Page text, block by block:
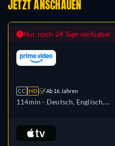
JETZT ANSCHAUEN
Nur noch 24 Tage verfügbar
CC HD Ab 16 Jahren
114min - Deutsch, Englisch,
Italienisch, Japanisch,
Portugiesisch